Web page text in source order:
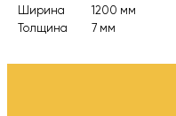
Ширина
1200 мм
Толщина
7 мм